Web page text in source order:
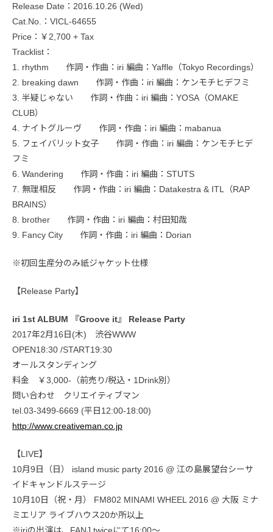
Release Date：2016.10.26 (Wed)
Cat.No.：VICL-64655
Price：￥2,700 + Tax
Tracklist：
1. rhythm 作詞・作曲：iri 編曲：Yaffle（Tokyo Recordings）
2. breaking dawn 作詞・作曲：iri 編曲：ケンモチヒデフミ
3. 半疑じゃない 作詞・作曲：iri 編曲：YOSA（OMAKE
CLUB）
4. ナイトグルーヴ 作詞・作曲：iri 編曲：mabanua
5. フェイバリット女子 作詞・作曲：iri 編曲：ケンモチヒデ
フミ
6. Wandering 作詞・作曲：iri 編曲：STUTS
7. 無理相反 作詞・作曲：iri 編曲：Datakestra & ITL（RAP
BRAINS）
8. brother 作詞・作曲：iri 編曲：村田知哉
9. Fancy City 作詞・作曲：iri 編曲：Dorian
※初回生産分のみ紙ジャケット仕様
【Release Party】
iri 1st ALBUM 『Groove it』 Release Party
2017年2月16日(木) 渋谷WWW
OPEN18:30 /START19:30
オールスタンディング
料金 ￥3,000-（前売り/税込・1Drink別）
問い合わせ クリエイティブマン
tel.03-3499-6669 (平日12:00-18:00)
http://www.creativeman.co.jp
【LIVE】
10月9日（日） island music party 2016 @ 江の島展望台シーサ
イドキャンドルステージ
10月10日（祝・月） FM802 MINAMI WHEEL 2016 @ 大阪 ミナ
ミエリア ライブハウス20か所以上
※iriの出演は、FANJ twiceにて16:00～